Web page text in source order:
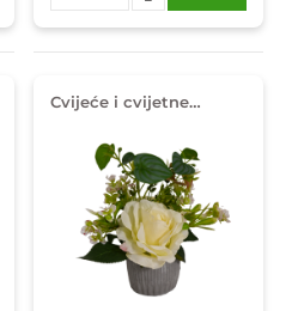
omiljene
Cvijeće i cvijetne